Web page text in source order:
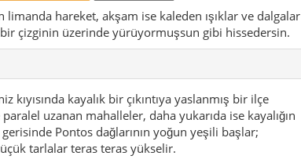
hareket, akşam ise kaleden ışıklar ve dalgalar
çizginin üzerinde yürüyormuşsun gibi hissedersin.
kayalık bir çıkıntıya yaslanmış bir ilçe
uzanan mahalleler, daha yukarıda ise kayalığın
Pontos dağlarının yoğun yeşili başlar;
tarlalar teras teras yükselir.